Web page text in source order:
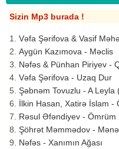
Sizin Mp3 burada !
Vəfa Şərifova & Vasif
Aygün Kazımova - Məclis
Nəfəs & Pünhan Piriyev -
Vəfa Şərifova - Uzaq Dur
Şəbnəm Tovuzlu - A Leyla
İlkin Hasan, Xatirə İslam -
Rəsul Əfəndiyev - Ömrüm
Şöhrət Məmmədov -
Nəfəs - Xanımın Ağası